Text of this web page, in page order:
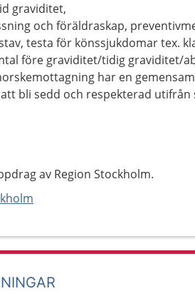
graviditet,
och föräldraskap,
testa för könssjukdomar tex.
före graviditet/tidig graviditet/
har en
bli sedd och respekterad utifrån
av Region Stockholm.